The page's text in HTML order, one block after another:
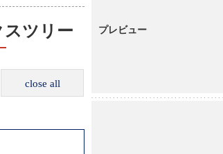
ツリー
close all
プレビュー